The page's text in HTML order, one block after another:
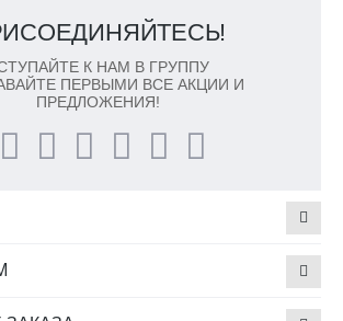
К НАМ В ГРУППУ
ПЕРВЫМИ ВСЕ АКЦИИ И
ПРЕДЛОЖЕНИЯ!